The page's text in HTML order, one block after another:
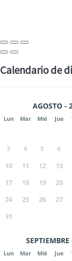
Calendario de
AGOSTO -
Lun Mar Mié Jue
3
4 5 6
10 11 12 13
17
18 19 20
24
25 26 27
31
Lun Mar Mié Jue